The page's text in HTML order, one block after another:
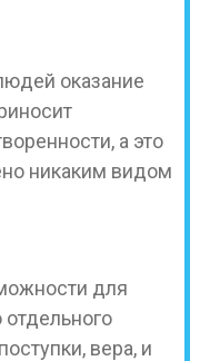
оказание
а это
никаким видом
для
вера, и